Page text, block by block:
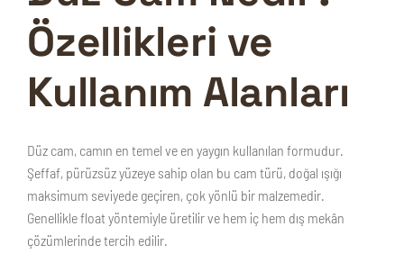
Özellikleri ve
Kullanım Alanları
Düz cam, camın en temel ve en yaygın kullanılan formudur.
Şeffaf, pürüzsüz yüzeye sahip olan bu cam türü, doğal ışığı
maksimum seviyede geçiren, çok yönlü bir malzemedir.
Genellikle float yöntemiyle üretilir ve hem iç hem dış mekân
çözümlerinde tercih edilir.